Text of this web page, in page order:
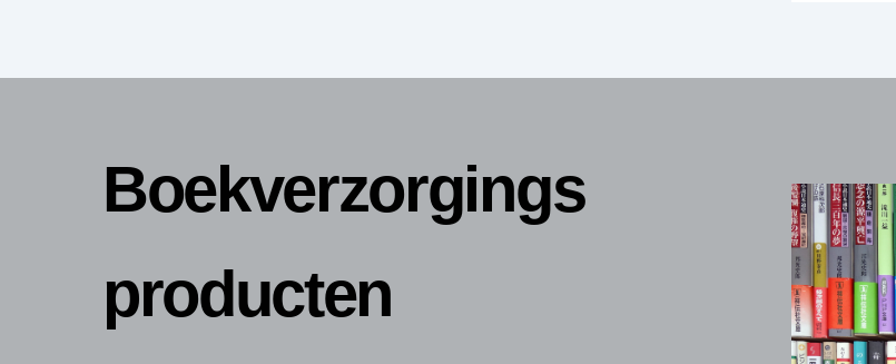
Boekverzorgings
producten